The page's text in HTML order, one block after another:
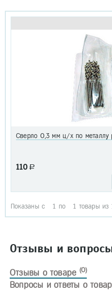
Сверло 0,3 мм ц/х по металлу
110 a
Показаны с 1 по 1 товары из
Отзывы и
Отзывы о товаре (0)
Вопросы и ответы о